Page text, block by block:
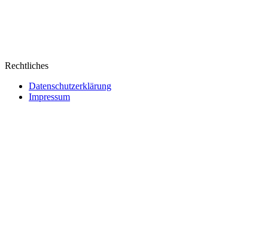
Rechtliches
Datenschutzerklärung
Impressum